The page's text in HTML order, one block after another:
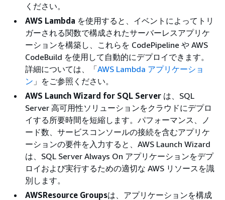
ください。
AWS Lambda を使用すると、イベントによってトリ
ガーされる関数で構成されたサーバーレスアプリケ
ーションを構築し、これらを CodePipeline や AWS
CodeBuild を使用して自動的にデプロイできます。
詳細については、「AWS Lambda アプリケーショ
ン 」をご参照ください。
AWS Launch Wizard for SQL Server は、SQL
Server 高可用性ソリューションをクラウドにデプロ
イする所要時間を短縮します。パフォーマンス、ノ
ード数、サービスコンソールの接続を含むアプリケ
ーションの要件を入力すると、AWS Launch Wizard
は、SQL Server Always On アプリケーションをデプ
ロイおよび実行するための適切な AWS リソースを識
別します。
AWSResource Groupsは、アプリケーションを構成